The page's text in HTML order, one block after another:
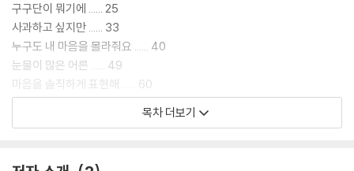
구구단이 뭐기에 ...... 25
사과하고 싶지만 ...... 33
누구도 내 마음을 몰라줘요 ...... 40
눈물이 많은 어른 ...... 49
마음을 솔직하게 표현해 ...... 60
괴물과 친구가 되는 법 ...... 67
상처에 새살이 돋아나기 위해서는 ...... 80
목차 더보기